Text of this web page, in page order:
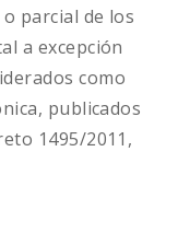
parcial de los
a excepción
como
publicados
1495/2011,